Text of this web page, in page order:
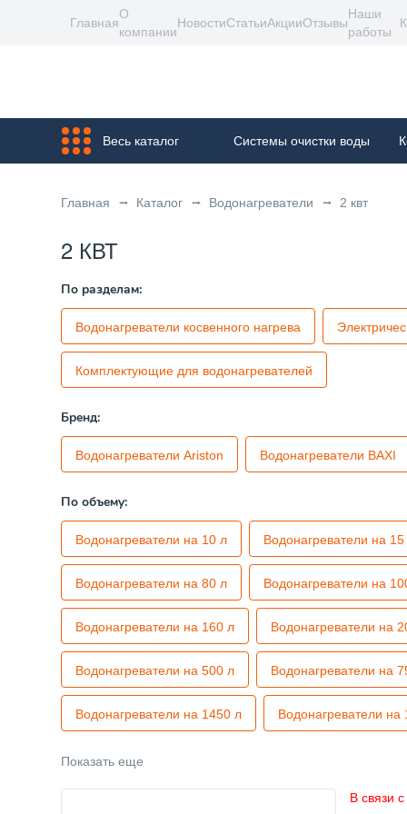
Главная
О
компании
НовостиСтатьиАкцииОтзывы
Наши
работы
Весь каталог Системы очистки воды
Главная Каталог Водонагреватели 2 квт
2 КВТ
По разделам:
Водонагреватели косвенного нагрева
Комплектующие для водонагревателей
Бренд:
Водонагреватели Ariston Водонагреватели BAXI
По объему:
Водонагреватели на 10 л Водонагреватели на 15
Водонагреватели на 80 л Водонагреватели на
Водонагреватели на 160 л Водонагреватели на
Водонагреватели на 500 л Водонагреватели на
Водонагреватели на 1450 л Водонагреватели на
Показать еще
В связи